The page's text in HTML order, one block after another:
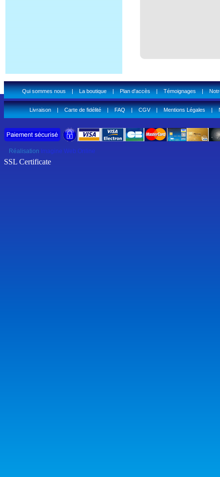
Qui sommes nous|La boutique|Plan d'accès|Témoignages|
Livraison|Carte de fidélité|FAQ|CGV|Mentions Légales|
Réalisation Imagine Web Online
SSL Certificate